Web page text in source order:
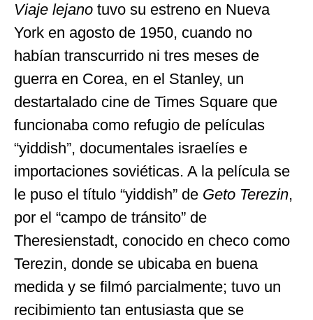
Viaje lejano tuvo su estreno en Nueva
York en agosto de 1950, cuando no
habían transcurrido ni tres meses de
guerra en Corea, en el Stanley, un
destartalado cine de Times Square que
funcionaba como refugio de películas
“yiddish”, documentales israelíes e
importaciones soviéticas. A la película se
le puso el título “yiddish” de Geto Terezin,
por el “campo de tránsito” de
Theresienstadt, conocido en checo como
Terezin, donde se ubicaba en buena
medida y se filmó parcialmente; tuvo un
recibimiento tan entusiasta que se